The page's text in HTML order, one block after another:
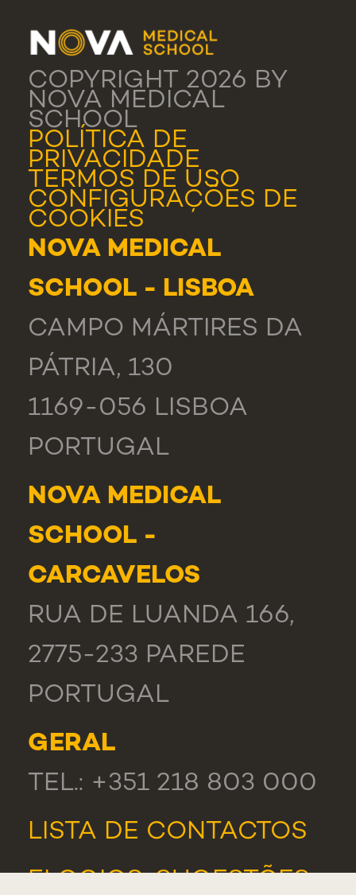
COPYRIGHT 2026 BY
NOVA MEDICAL
SCHOOL
POLÍTICA DE
PRIVACIDADE
TERMOS DE USO
CONFIGURAÇÕES DE
COOKIES
NOVA MEDICAL
SCHOOL - LISBOA
CAMPO MÁRTIRES DA
PÁTRIA, 130
1169-056 LISBOA
PORTUGAL
NOVA MEDICAL
SCHOOL -
CARCAVELOS
RUA DE LUANDA 166,
2775-233 PAREDE
PORTUGAL
GERAL
TEL.: +351 218 803 000
LISTA DE CONTACTOS
ELOGIOS, SUGESTÕES